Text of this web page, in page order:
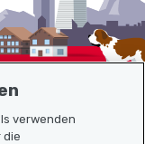
verwenden
die